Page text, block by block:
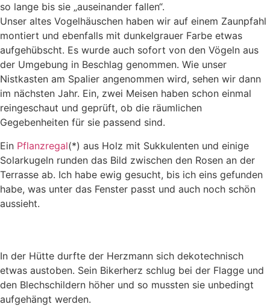
so lange bis sie „auseinander fallen“.
Unser altes Vogelhäuschen haben wir auf einem Zaunpfahl
montiert und ebenfalls mit dunkelgrauer Farbe etwas
aufgehübscht. Es wurde auch sofort von den Vögeln aus
der Umgebung in Beschlag genommen. Wie unser
Nistkasten am Spalier angenommen wird, sehen wir dann
im nächsten Jahr. Ein, zwei Meisen haben schon einmal
reingeschaut und geprüft, ob die räumlichen
Gegebenheiten für sie passend sind.
Ein Pflanzregal(*) aus Holz mit Sukkulenten und einige
Solarkugeln runden das Bild zwischen den Rosen an der
Terrasse ab. Ich habe ewig gesucht, bis ich eins gefunden
habe, was unter das Fenster passt und auch noch schön
aussieht.
In der Hütte durfte der Herzmann sich dekotechnisch
etwas austoben. Sein Bikerherz schlug bei der Flagge und
den Blechschildern höher und so mussten sie unbedingt
aufgehängt werden.